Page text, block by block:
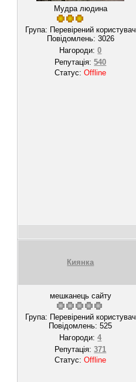
Мудра людина
Група: Перевірений користувач
Повідомлень: 3026
Нагороди:0
Репутація:540
Статус:Offline
Киянка
мешканець сайту
Група: Перевірений користувач
Повідомлень:525
Нагороди:4
Репутація:371
Статус:Offline